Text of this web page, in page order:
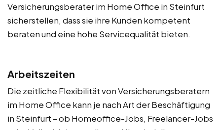
Versicherungsberater im Home Office in Steinfurt
sicherstellen, dass sie ihre Kunden kompetent
beraten und eine hohe Servicequalität bieten.
Arbeitszeiten
Die zeitliche Flexibilität von Versicherungsberatern
im Home Office kann je nach Art der Beschäftigung
in Steinfurt – ob Homeoffice-Jobs, Freelancer-Jobs